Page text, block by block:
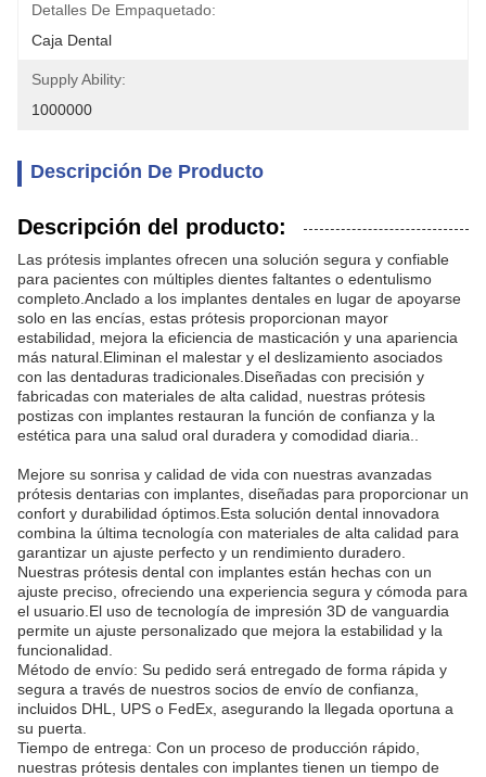
Detalles De Empaquetado:
Caja Dental
Supply Ability:
1000000
Descripción De Producto
Descripción del producto:
Las prótesis implantes ofrecen una solución segura y confiable
para pacientes con múltiples dientes faltantes o edentulismo
completo.Anclado a los implantes dentales en lugar de apoyarse
solo en las encías, estas prótesis proporcionan mayor
estabilidad, mejora la eficiencia de masticación y una apariencia
más natural.Eliminan el malestar y el deslizamiento asociados
con las dentaduras tradicionales.Diseñadas con precisión y
fabricadas con materiales de alta calidad, nuestras prótesis
postizas con implantes restauran la función de confianza y la
estética para una salud oral duradera y comodidad diaria..
Mejore su sonrisa y calidad de vida con nuestras avanzadas
prótesis dentarias con implantes, diseñadas para proporcionar un
confort y durabilidad óptimos.Esta solución dental innovadora
combina la última tecnología con materiales de alta calidad para
garantizar un ajuste perfecto y un rendimiento duradero.
Nuestras prótesis dental con implantes están hechas con un
ajuste preciso, ofreciendo una experiencia segura y cómoda para
el usuario.El uso de tecnología de impresión 3D de vanguardia
permite un ajuste personalizado que mejora la estabilidad y la
funcionalidad.
Método de envío: Su pedido será entregado de forma rápida y
segura a través de nuestros socios de envío de confianza,
incluidos DHL, UPS o FedEx, asegurando la llegada oportuna a
su puerta.
Tiempo de entrega: Con un proceso de producción rápido,
nuestras prótesis dentales con implantes tienen un tiempo de